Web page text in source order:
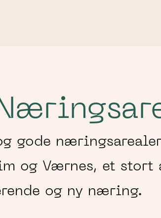
gode
og Værnes, et stort
og ny næring.